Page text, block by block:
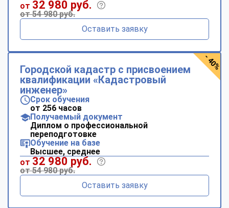
от 32 980 руб.
от 54 980 руб.
Оставить заявку
Городской кадастр с присвоением
квалификации «Кадастровый
инженер»
Срок обучения
от 256 часов
Получаемый документ
Диплом о профессиональной
переподготовке
Обучение на базе
Высшее, среднее
от 32 980 руб.
от 54 980 руб.
Оставить заявку
- 40%